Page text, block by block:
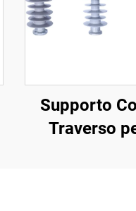
Supporto
Traverso